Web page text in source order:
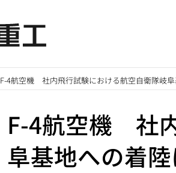
F-4航空機 社内飛行試験における航空自衛隊岐
F-4航空機 社
阜基地への着